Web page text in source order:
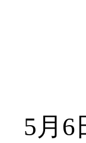
5月6